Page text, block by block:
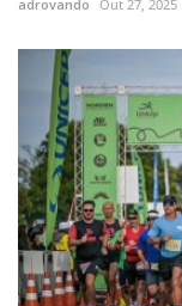
adrovando Out 27, 2025